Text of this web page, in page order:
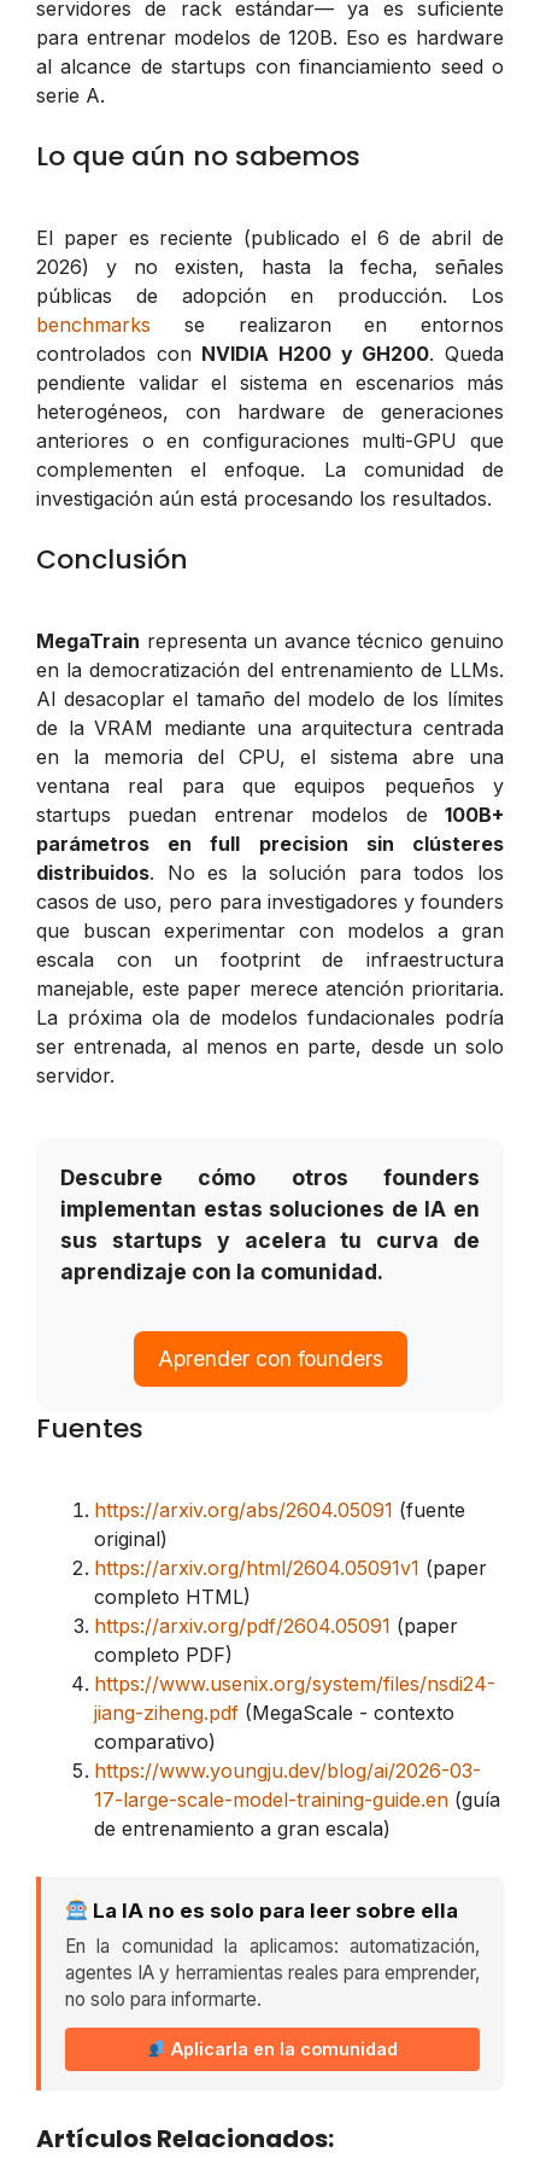
servidores de rack estándar— ya es suficiente
para entrenar modelos de 120B. Eso es hardware
al alcance de startups con financiamiento seed o
serie A.
Lo que aún no sabemos
El paper es reciente (publicado el 6 de abril de
2026) y no existen, hasta la fecha, señales
públicas de adopción en producción. Los
benchmarks se realizaron en entornos
controlados con NVIDIA H200 y GH200. Queda
pendiente validar el sistema en escenarios más
heterogéneos, con hardware de generaciones
anteriores o en configuraciones multi-GPU que
complementen el enfoque. La comunidad de
investigación aún está procesando los resultados.
Conclusión
MegaTrain representa un avance técnico genuino
en la democratización del entrenamiento de LLMs.
Al desacoplar el tamaño del modelo de los límites
de la VRAM mediante una arquitectura centrada
en la memoria del CPU, el sistema abre una
ventana real para que equipos pequeños y
startups puedan entrenar modelos de 100B+
parámetros en full precision sin clústeres
distribuidos. No es la solución para todos los
casos de uso, pero para investigadores y founders
que buscan experimentar con modelos a gran
escala con un footprint de infraestructura
manejable, este paper merece atención prioritaria.
La próxima ola de modelos fundacionales podría
ser entrenada, al menos en parte, desde un solo
servidor.
Descubre cómo otros founders
implementan estas soluciones de IA en
sus startups y acelera tu curva de
aprendizaje con la comunidad.
Aprender con founders
Fuentes
https://arxiv.org/abs/2604.05091 (fuente
original)
https://arxiv.org/html/2604.05091v1 (paper
completo HTML)
https://arxiv.org/pdf/2604.05091 (paper
completo PDF)
https://www.usenix.org/system/files/nsdi24-
jiang-ziheng.pdf (MegaScale - contexto
comparativo)
https://www.youngju.dev/blog/ai/2026-03-
17-large-scale-model-training-guide.en (guía
de entrenamiento a gran escala)
La IA no es solo para leer sobre ella
En la comunidad la aplicamos: automatización,
agentes IA y herramientas reales para emprender,
no solo para informarte.
Aplicarla en la comunidad
Artículos Relacionados: